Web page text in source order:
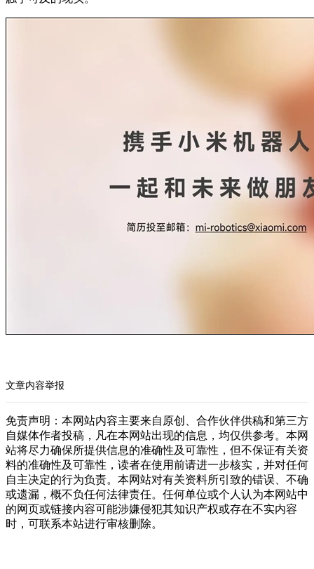
文章内容举报
免责声明：本网站内容主要来自原创、合作伙伴供稿和第三方
自媒体作者投稿，凡在本网站出现的信息，均仅供参考。本网
站将尽力确保所提供信息的准确性及可靠性，但不保证有关资
料的准确性及可靠性，读者在使用前请进一步核实，并对任何
自主决定的行为负责。本网站对有关资料所引致的错误、不确
或遗漏，概不负任何法律责任。任何单位或个人认为本网站中
的网页或链接内容可能涉嫌侵犯其知识产权或存在不实内容
时，可联系本站进行审核删除。